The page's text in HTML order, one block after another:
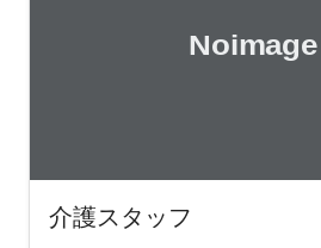
介護スタッフ